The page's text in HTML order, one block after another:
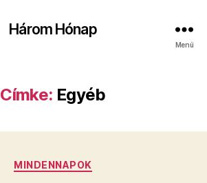
Három Hónap
Menü
Címke: Egyéb
Kategóriák
MINDENNAPOK